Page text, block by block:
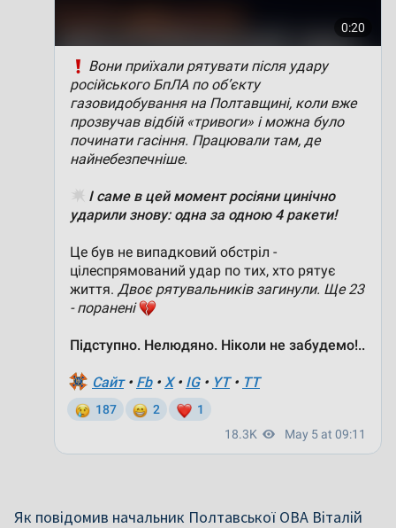
Як повідомив начальник Полтавської ОВА Віталій